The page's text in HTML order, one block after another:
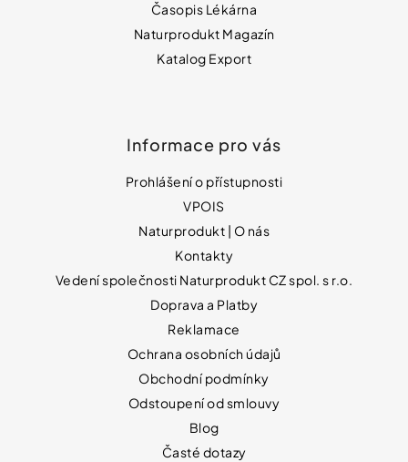
Časopis Lékárna
Naturprodukt Magazín
Katalog Export
Informace pro vás
Prohlášení o přístupnosti
VPOIS
Naturprodukt | O nás
Kontakty
Vedení společnosti Naturprodukt CZ spol. s r.o.
Doprava a Platby
Reklamace
Ochrana osobních údajů
Obchodní podmínky
Odstoupení od smlouvy
Blog
Časté dotazy